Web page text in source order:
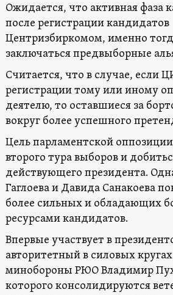
Ожидается, что активная фаза
после регистрации кандидатов
Центризбиркомом, именно
заключаться предвыборные
Считается, что в случае, если
регистрации тому или иному
деятелю, то оставшиеся за
вокруг более успешного
Цель парламентской
второго тура выборов и
действующего президента.
Гаглоева и Давида Санакоева
более сильных и обладающих
ресурсами кандидатов.
Впервые участвует в
авторитетный в силовых
минобороны РЮО Владимир
которого консолидируются